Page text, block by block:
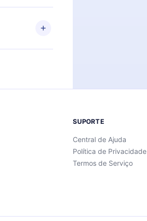
a
SUPORTE
Central de Ajuda
Política de Privacidade
Termos de Serviço